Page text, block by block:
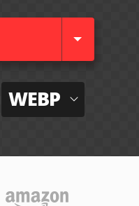
WEBP